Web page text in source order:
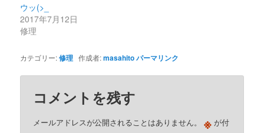
ウッ(>_
2017年7月12日
修理
カテゴリー:修理 作成者:masahitoパーマリンク
コメントを残す
メールアドレスが公開されることはありません。 ※ が付